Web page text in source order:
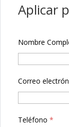
Aplicar
Nombre
Correo
Teléfono *